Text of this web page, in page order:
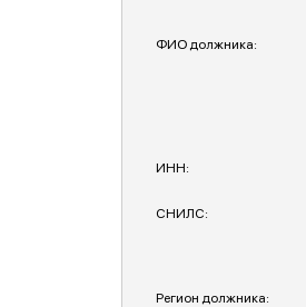
ФИО должника:
ИНН:
СНИЛС:
Регион должника: